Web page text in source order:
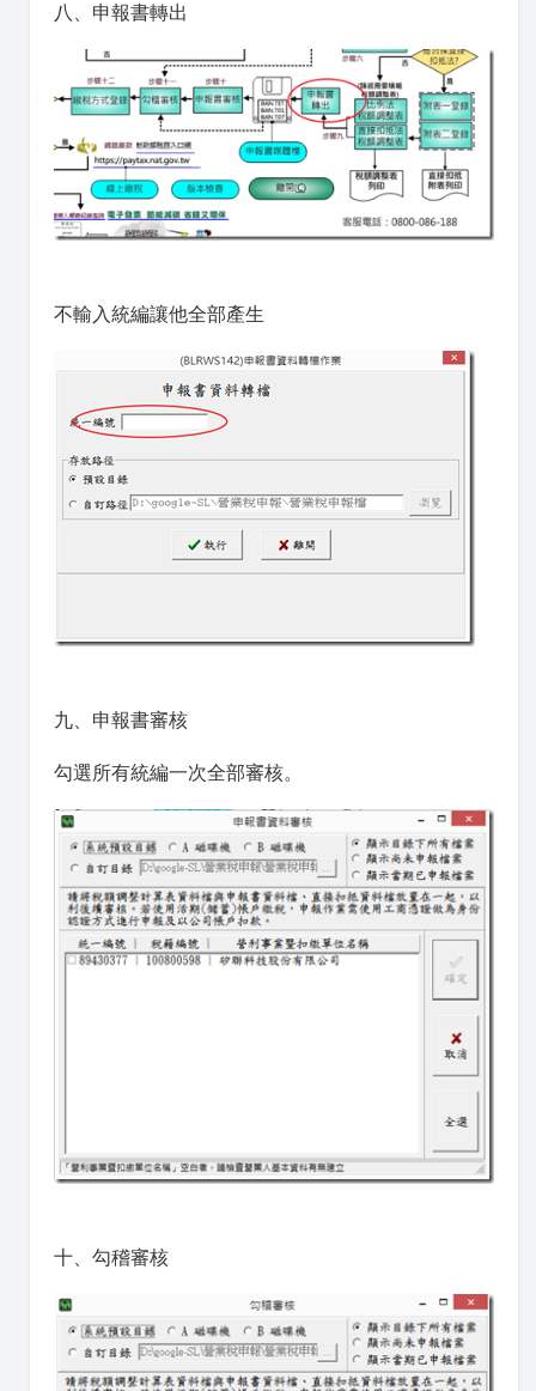
八、申報書轉出
不輸入統編讓他全部產生
九、申報書審核
勾選所有統編一次全部審核。
十、勾稽審核